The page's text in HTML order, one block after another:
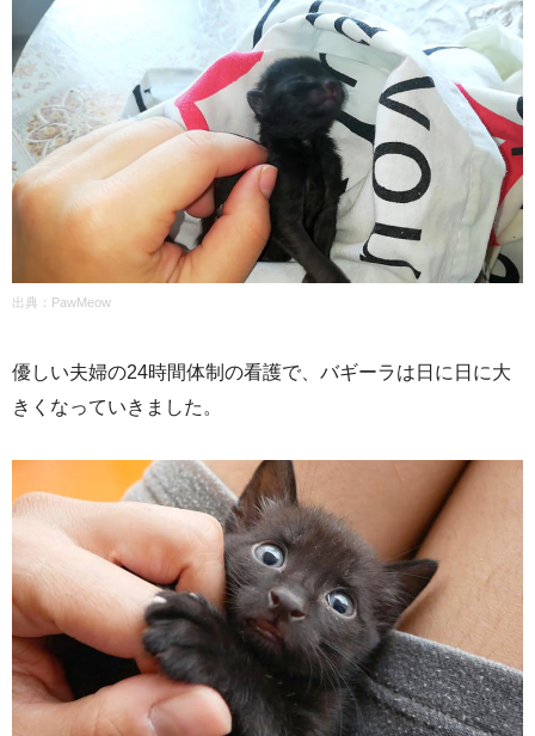
出典： PawMeow
優しい夫婦の24時間体制の看護で、バギーラは日に日に大
きくなっていきました。